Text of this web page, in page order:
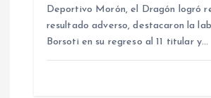
Deportivo Morón, el Dragón logró
resultado adverso, destacaron la
Borsoti en su regreso al 11 titular y…